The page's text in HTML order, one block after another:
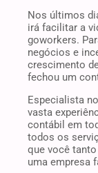
Nos últimos
irá facilitar a
goworkers.
negócios e
crescimento
fechou um
Especialista
vasta
contábil em
todos os
que você
uma empresa